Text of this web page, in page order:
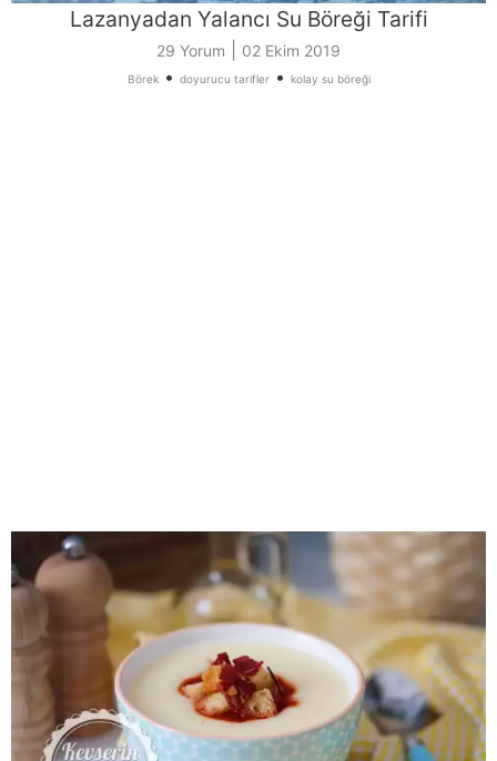
Lazanyadan Yalancı Su Böreği Tarifi
29 Yorum 02 Ekim 2019
Börek• doyurucu tarifler• kolay su böreği